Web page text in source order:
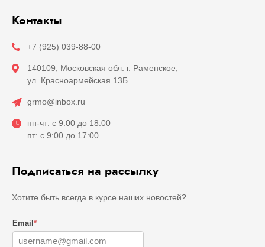
Контакты
+7 (925) 039-88-00
140109, Московская обл. г. Раменское,
ул. Красноармейская 13Б
grmo@inbox.ru
пн-чт: с 9:00 до 18:00
пт: с 9:00 до 17:00
Подписаться на рассылку
Хотите быть всегда в курсе наших новостей?
Email *